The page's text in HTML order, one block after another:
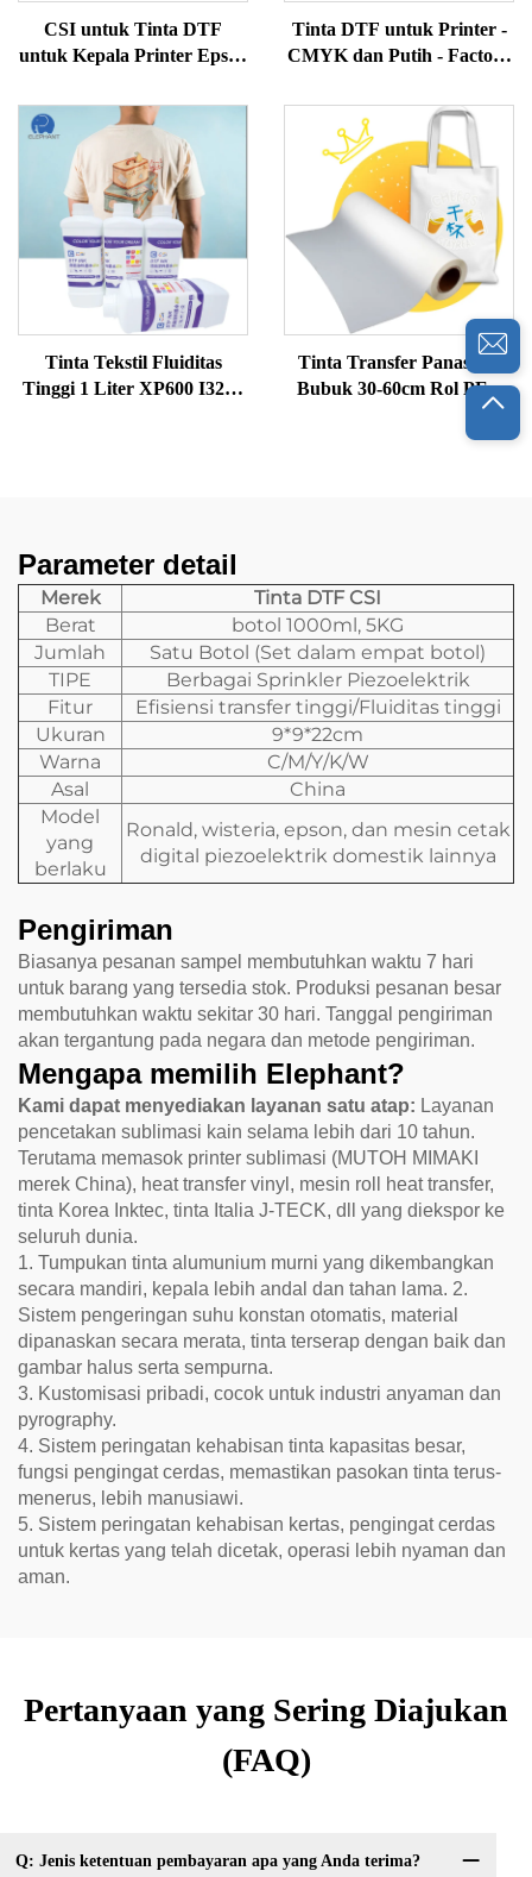
CSI untuk Tinta DTF
untuk Kepala Printer Epson
Bersertifikat untuk Kain
Tekstil Digital Model L1800
XP60 I3200 Kaos
Tinta DTF untuk Printer -
CMYK dan Putih - Factory
Tinta Tekstil Fluiditas
Tinggi 1 Liter XP600 I3200
Tinta Transfer Panas Dtf
Bubuk 30-60cm Rol PET
Dtf Kertas Film Cetak
Digital untuk Cetak Dtf
Parameter detail
Merek
Tinta DTF CSI
Berat
botol 1000ml, 5KG
Jumlah
Satu Botol (Set dalam empat botol)
TIPE
Berbagai Sprinkler Piezoelektrik
Fitur
Efisiensi transfer tinggi/Fluiditas tinggi
Ukuran
9*9*22cm
Warna
C/M/Y/K/W
Asal
China
Model
yang
berlaku
Ronald, wisteria, epson, dan mesin cetak
digital piezoelektrik domestik lainnya
Pengiriman
Biasanya pesanan sampel membutuhkan waktu 7 hari
untuk barang yang tersedia stok. Produksi pesanan besar
membutuhkan waktu sekitar 30 hari. Tanggal pengiriman
akan tergantung pada negara dan metode pengiriman.
Mengapa memilih Elephant?
Kami dapat menyediakan layanan satu atap: Layanan
pencetakan sublimasi kain selama lebih dari 10 tahun.
Terutama memasok printer sublimasi (MUTOH MIMAKI
merek China), heat transfer vinyl, mesin roll heat transfer,
tinta Korea Inktec, tinta Italia J-TECK, dll yang diekspor ke
seluruh dunia.
1. Tumpukan tinta alumunium murni yang dikembangkan
secara mandiri, kepala lebih andal dan tahan lama. 2.
Sistem pengeringan suhu konstan otomatis, material
dipanaskan secara merata, tinta terserap dengan baik dan
gambar halus serta sempurna.
3. Kustomisasi pribadi, cocok untuk industri anyaman dan
pyrography.
4. Sistem peringatan kehabisan tinta kapasitas besar,
fungsi pengingat cerdas, memastikan pasokan tinta terus-
menerus, lebih manusiawi.
5. Sistem peringatan kehabisan kertas, pengingat cerdas
untuk kertas yang telah dicetak, operasi lebih nyaman dan
aman.
Pertanyaan yang Sering Diajukan
(FAQ)
Q: Jenis ketentuan pembayaran apa yang Anda terima?